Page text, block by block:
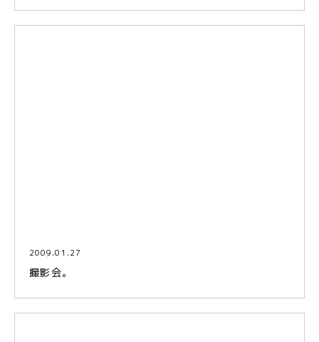
2009.01.27
撮影会。